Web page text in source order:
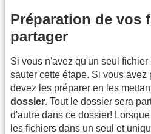
Préparation de vos
partager
Si vous n'avez qu'un seul fichier
sauter cette étape. Si vous
devez les préparer en les
dossier. Tout le dossier sera
d'autre dans ce dossier!
les fichiers dans un seul et